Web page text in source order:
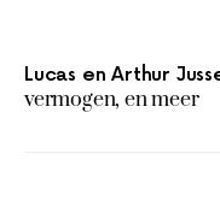
Lucas en Arthur
vermogen, en meer